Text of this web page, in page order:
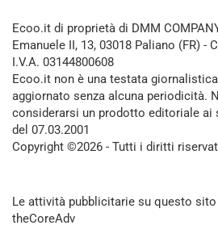
Ecoo.it di proprietà di DMM
Emanuele II, 13, 03018 Paliano (FR) -
I.V.A. 03144800608
Ecoo.it non è una testata
aggiornato senza alcuna periodicità.
considerarsi un prodotto editoriale ai
del 07.03.2001
Copyright ©2026 - Tutti i diritti
Le attività pubblicitarie su questo
theCoreAdv